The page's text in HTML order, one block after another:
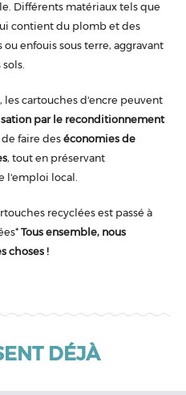
Différents matériaux tels que
contient du plomb et des
enfouis sous terre, aggravant
les cartouches d'encre peuvent
par le reconditionnement
faire des économies de
, tout en préservant
l'emploi local.
recyclées est passé à
Tous ensemble, nous
choses !
DÉJÀ